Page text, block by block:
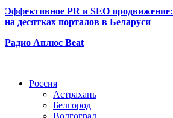
Эффективное PR и SEO продвижение:
на десятках порталов в Беларуси
Радио Аплюс Beat
Россия
Астрахань
Белгород
Волгоград